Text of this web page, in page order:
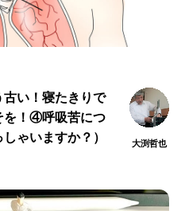
古い！寝たきりで
を！④呼吸苦につ
ゃいますか？）
大渕哲也